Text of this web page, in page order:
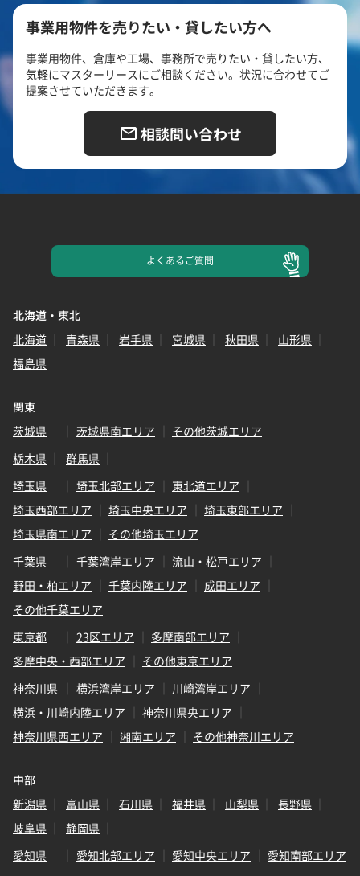
事業用物件を売りたい・貸したい方へ
事業用物件、倉庫や工場、事務所で売りたい・貸したい方、
気軽にマスターリースにご相談ください。状況に合わせてご
提案させていただきます。
相談問い合わせ
よくあるご質問
北海道・東北
北海道
青森県 岩手県 宮城県 秋田県
山形県
福島県
関東
茨城県
茨城県南エリア
その他茨城エリア
栃木県
群馬県
埼玉県
埼玉北部エリア
東北道エリア
埼玉西部エリア
埼玉中央エリア
埼玉東部エリア
埼玉県南エリア
その他埼玉エリア
千葉県
千葉湾岸エリア
流山・松戸エリア
野田・柏エリア
千葉内陸エリア
成田エリア
その他千葉エリア
東京都
23区エリア
多摩南部エリア
多摩中央・西部エリア
その他東京エリア
神奈川県
横浜湾岸エリア
川崎湾岸エリア
横浜・川崎内陸エリア
神奈川県央エリア
神奈川県西エリア
湘南エリア その他神奈川エリア
中部
新潟県
富山県 石川県 福井県 山梨県
長野県
岐阜県
静岡県
愛知県
愛知北部エリア 愛知中央エリア
愛知南部エリア